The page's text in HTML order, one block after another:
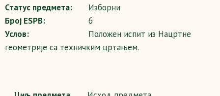
Статус предмета:
Изборни
Број ESPB:
6
Услов:
Положен испит из Нацртне
геометрије са техничким цртањем.